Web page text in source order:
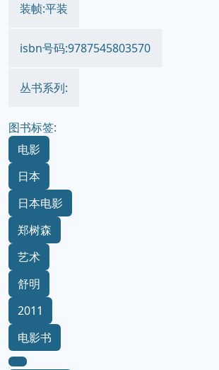
装帧:平装
isbn号码:9787545803570
丛书系列:
图书标签:
电影
日本
日本电影
郑树森
艺术
舒明
2011
电影书